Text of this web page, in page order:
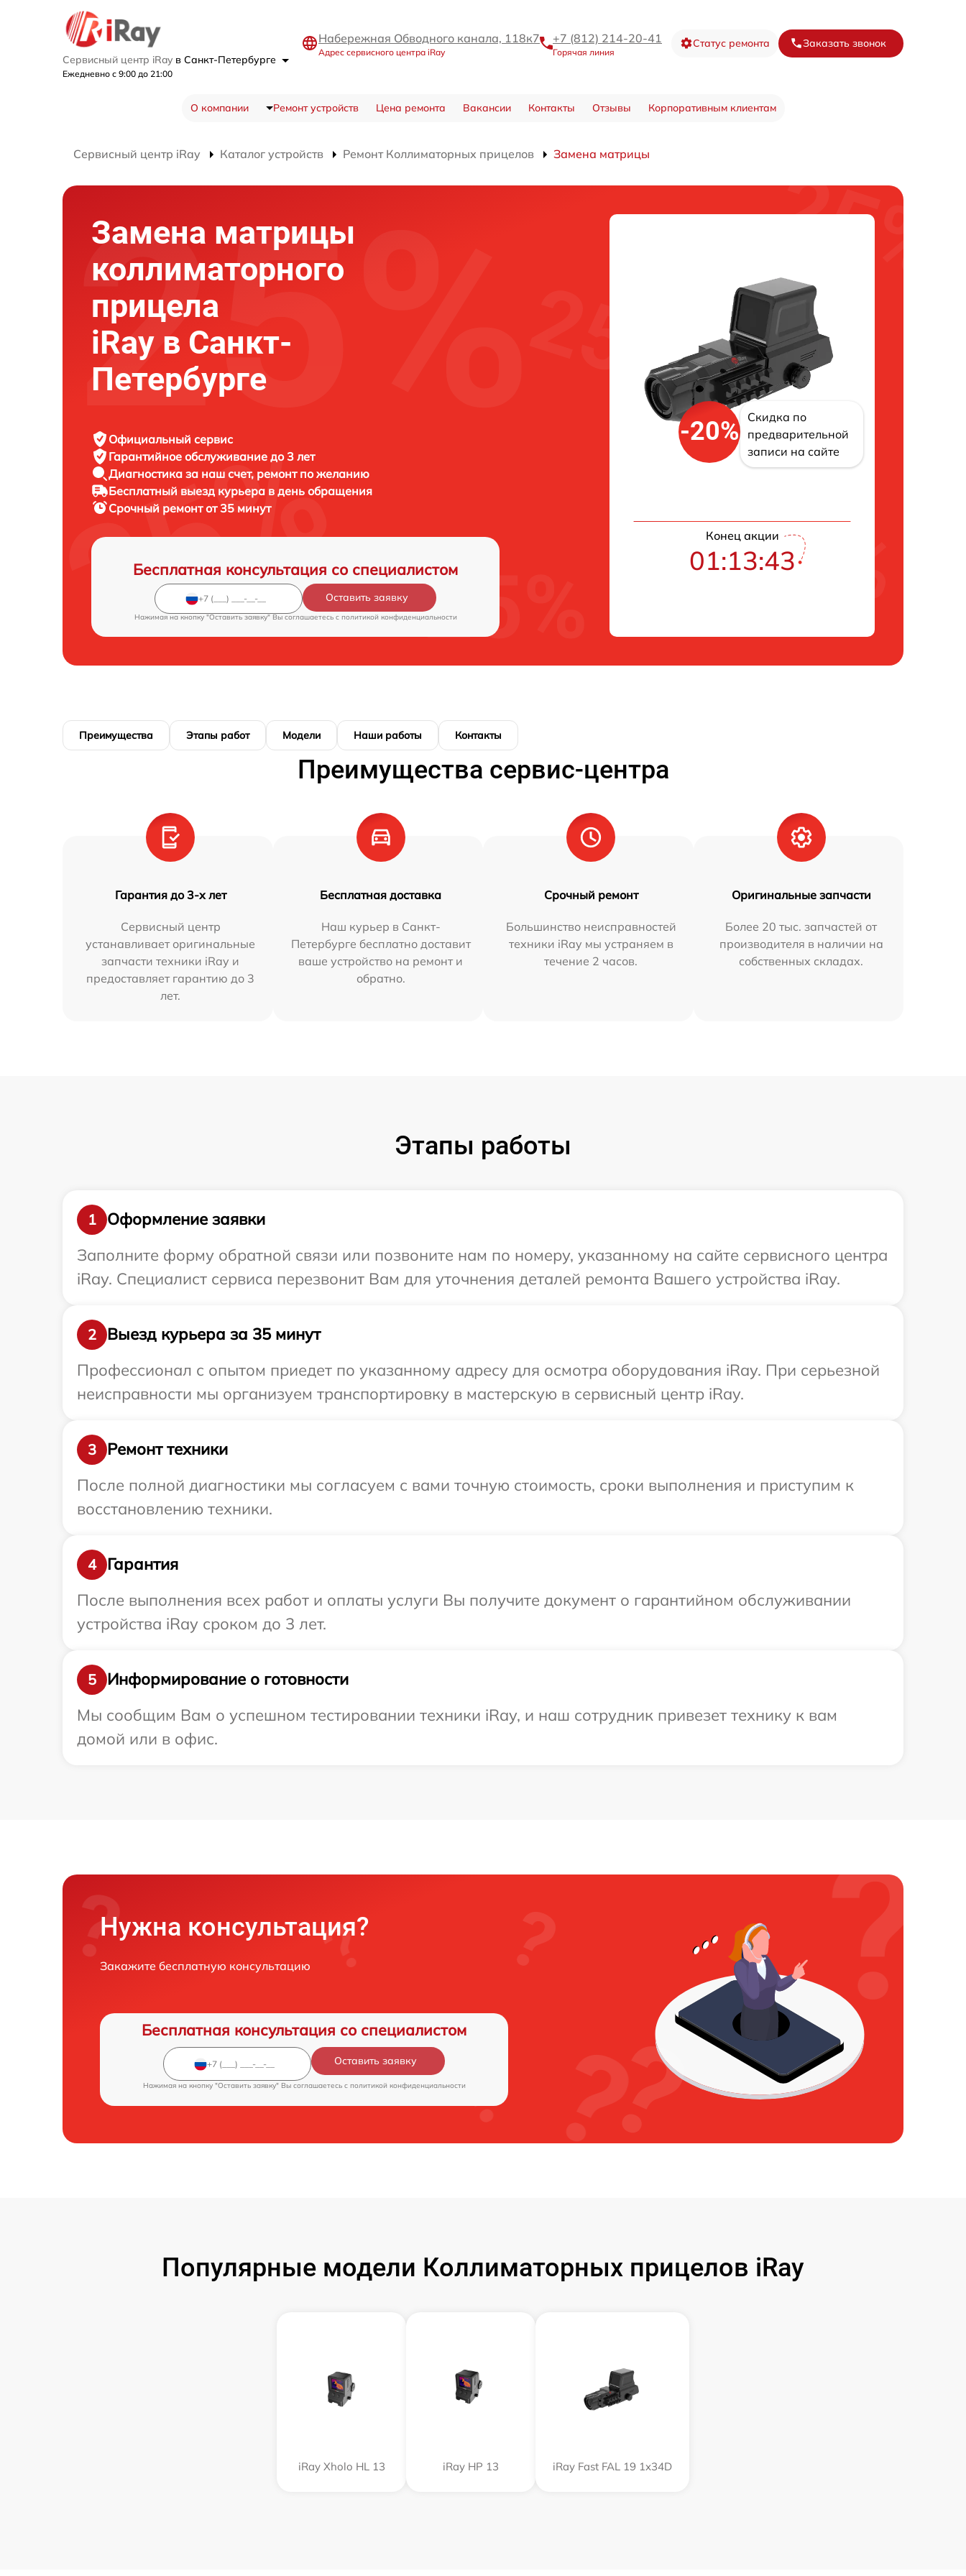
Сервисный центр iRay в Санкт-Петербурге
Ежедневно с 9:00 до 21:00
Набережная Обводного канала, 118к7
Адрес сервисного центра iRay
+7 (812) 214-20-41
Горячая линия
Статус ремонта Заказать звонок
О компании Ремонт устройств Цена ремонта Вакансии Контакты Отзывы Корпоративным клиентам
Сервисный центр iRay Каталог устройств Ремонт Коллиматорных прицелов Замена матрицы
Замена матрицы
коллиматорного
прицела
iRay в Санкт-
Петербурге
Официальный сервис
Гарантийное обслуживание до 3 лет
Диагностика за наш счет, ремонт по желанию
Бесплатный выезд курьера в день обращения
Срочный ремонтот 35 минут
Бесплатная консультация со специалистом
Оставить заявку
Нажимая на кнопку "Оставить заявку" Вы соглашаетесь c политикой конфиденциальности
-20%
Скидка по
предварительной
записи на сайте
Конец акции
01:13:42
Преимущества Этапы работ Модели Наши работы Контакты
Преимущества сервис-центра
Гарантия до 3-х лет
Сервисный центр
устанавливает оригинальные
запчасти техники iRay и
предоставляет гарантию до 3
лет.
Бесплатная доставка
Наш курьер в Санкт-
Петербурге бесплатно доставит
ваше устройство на ремонт и
обратно.
Срочный ремонт
Большинство неисправностей
техники iRay мы устраняем в
течение 2 часов.
Оригинальные запчасти
Более 20 тыс. запчастей от
производителя в наличии на
собственных складах.
Этапы работы
1
Оформление заявки
Заполните форму обратной связи или позвоните нам по номеру, указанному на сайте сервисного центра
iRay. Специалист сервиса перезвонит Вам для уточнения деталей ремонта Вашего устройства iRay.
2
Выезд курьера за 35 минут
Профессионал с опытом приедет по указанному адресу для осмотра оборудования iRay. При серьезной
неисправности мы организуем транспортировку в мастерскую в сервисный центр iRay.
3
Ремонт техники
После полной диагностики мы согласуем с вами точную стоимость, сроки выполнения и приступим к
восстановлению техники.
4
Гарантия
После выполнения всех работ и оплаты услуги Вы получите документ о гарантийном обслуживании
устройства iRay сроком до 3 лет.
5
Информирование о готовности
Мы сообщим Вам о успешном тестировании техники iRay, и наш сотрудник привезет технику к вам
домой или в офис.
Нужна консультация?
Закажите бесплатную консультацию
Бесплатная консультация со специалистом
Оставить заявку
Нажимая на кнопку "Оставить заявку" Вы соглашаетесь c политикой конфиденциальности
Популярные модели Коллиматорных прицелов iRay
iRay Xholo HL 13 iRay HP 13 iRay Fast FAL 19 1x34D